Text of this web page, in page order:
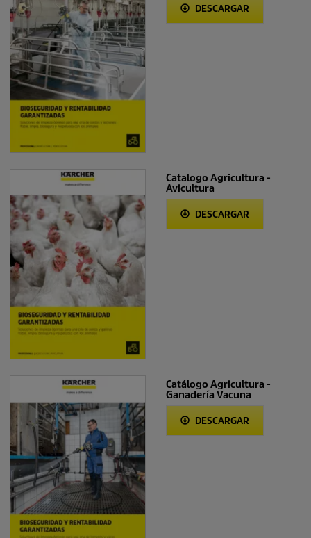
DESCARGAR
Catalogo Agricultura -
Avicultura
DESCARGAR
Catálogo Agricultura -
Ganadería Vacuna
DESCARGAR